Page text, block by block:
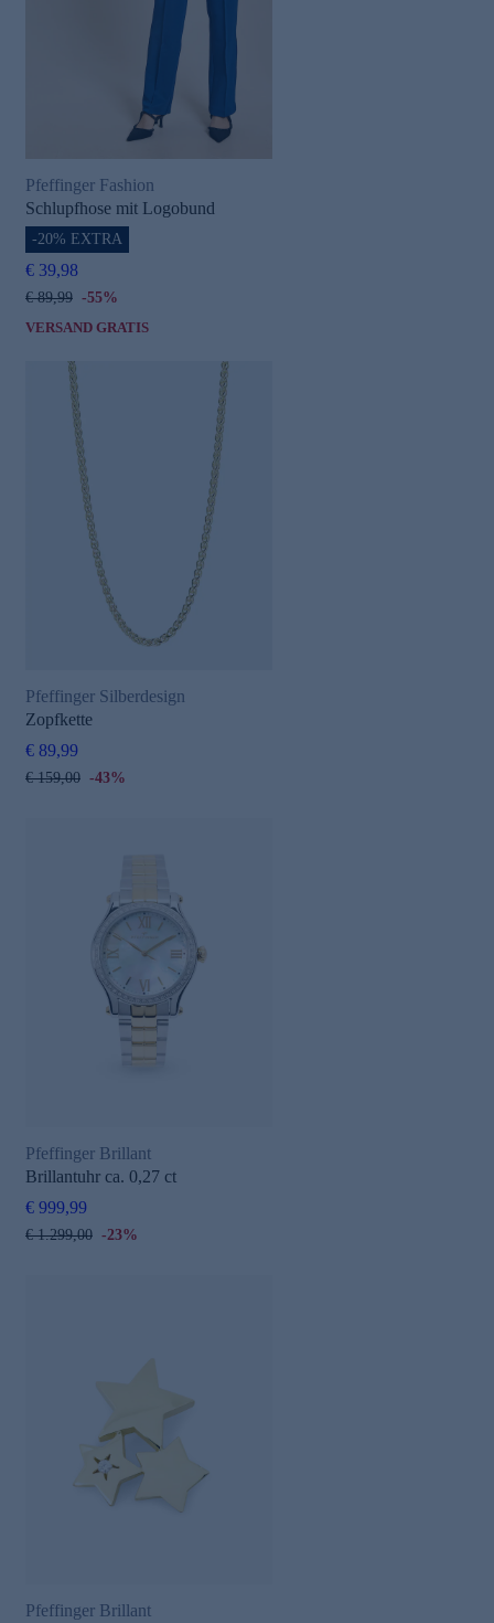
Pfeffinger Fashion
Schlupfhose mit Logobund
-20% EXTRA
€ 39,98
€ 89,99 -55%
VERSAND GRATIS
Pfeffinger Silberdesign
Zopfkette
€ 89,99
€ 159,00 -43%
Pfeffinger Brillant
Brillantuhr ca. 0,27 ct
€ 999,99
€ 1.299,00 -23%
Pfeffinger Brillant